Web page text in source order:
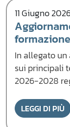
11 Giugno
In allegato
sui principali
2026-2028
LEGGI DI PIÙ